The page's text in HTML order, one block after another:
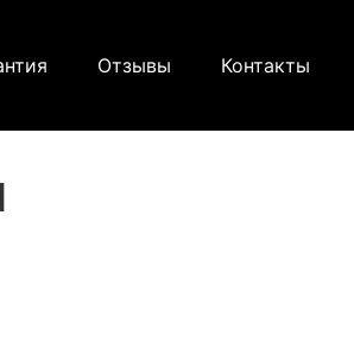
Отзывы Контакты